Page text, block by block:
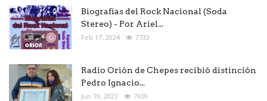
Biografías del Rock Nacional (Soda
Stereo) - Por Ariel...
Feb 17, 2024 7733
Radio Orión de Chepes recibió distinción
Pedro Ignacio...
Jun 19, 2023 7659